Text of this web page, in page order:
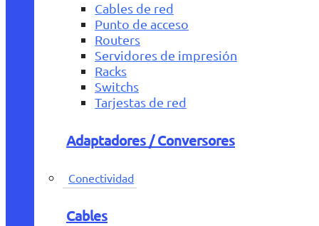
Cables de red
Punto de acceso
Routers
Servidores de impresión
Racks
Switchs
Tarjestas de red
Adaptadores / Conversores
Conectividad
Cables